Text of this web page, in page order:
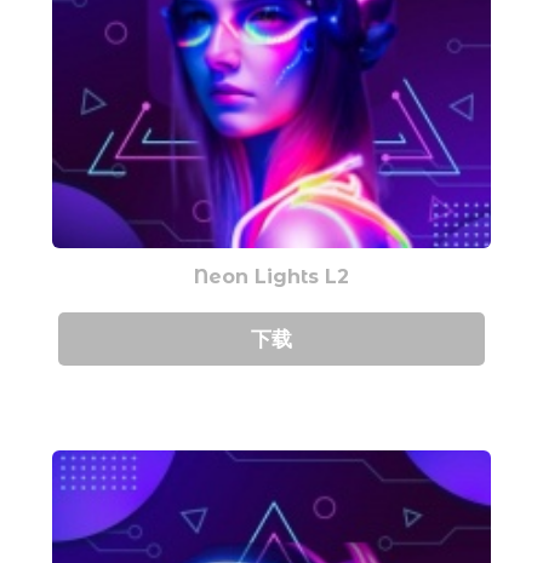
Neon Lights L2
下载